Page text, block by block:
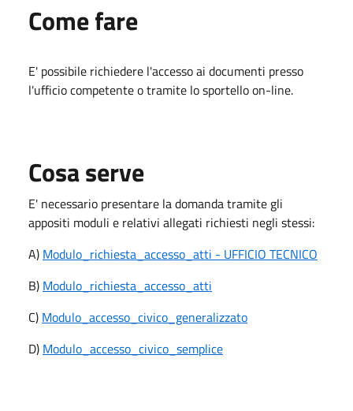
Come fare
E' possibile richiedere l'accesso ai documenti presso
l'ufficio competente o tramite lo sportello on-line.
Cosa serve
E' necessario presentare la domanda tramite gli
appositi moduli e relativi allegati richiesti negli stessi:
A) Modulo_richiesta_accesso_atti - UFFICIO TECNICO
B) Modulo_richiesta_accesso_atti
C) Modulo_accesso_civico_generalizzato
D) Modulo_accesso_civico_semplice